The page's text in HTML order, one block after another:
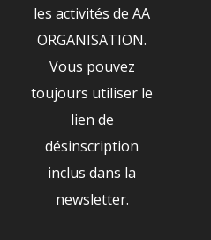
les activités de AA
ORGANISATION.
Vous pouvez
toujours utiliser le
lien de
désinscription
inclus dans la
newsletter.